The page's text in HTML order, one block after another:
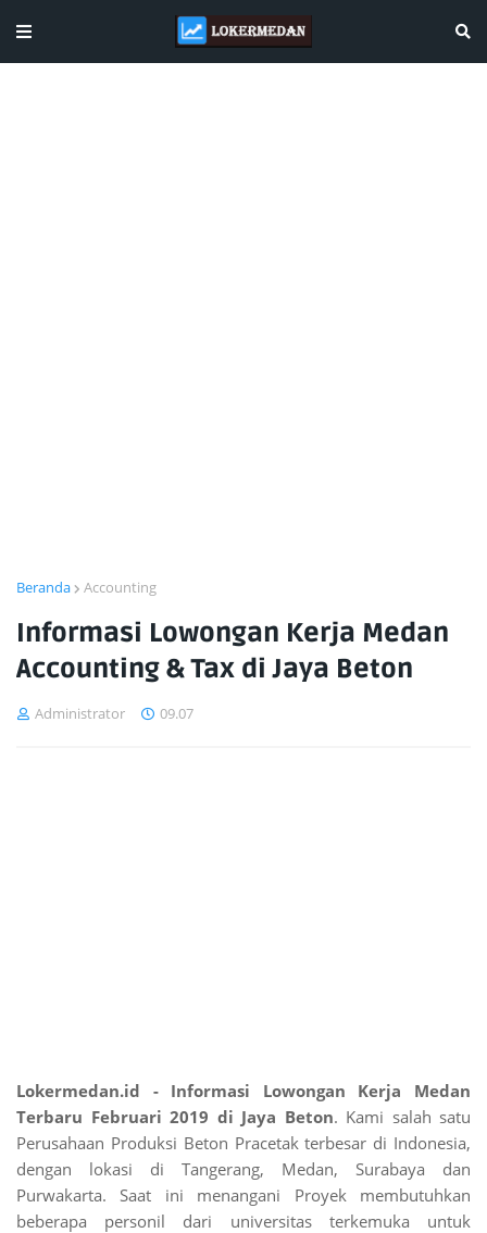
Beranda Accounting
Informasi Lowongan Kerja Medan
Accounting & Tax di Jaya Beton
Administrator 09.07
Lokermedan.id - Informasi Lowongan Kerja Medan
Terbaru Februari 2019 di Jaya Beton. Kami salah satu
Perusahaan Produksi Beton Pracetak terbesar di Indonesia,
dengan lokasi di Tangerang, Medan, Surabaya dan
Purwakarta. Saat ini menangani Proyek membutuhkan
beberapa personil dari universitas terkemuka untuk